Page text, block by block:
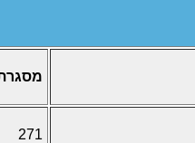
271